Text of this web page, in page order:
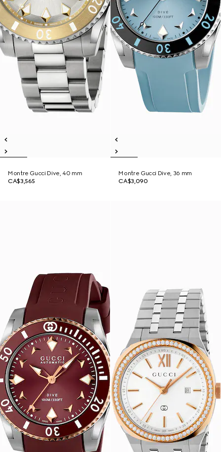
Montre Gucci Dive, 40 mm
CA$3,565
Montre Gucci Dive, 36 mm
CA$3,090